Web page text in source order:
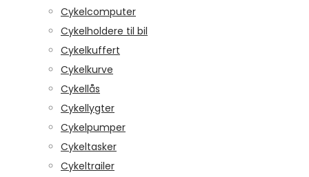
Cykelcomputer
Cykelholdere til bil
Cykelkuffert
Cykelkurve
Cykellås
Cykellygter
Cykelpumper
Cykeltasker
Cykeltrailer